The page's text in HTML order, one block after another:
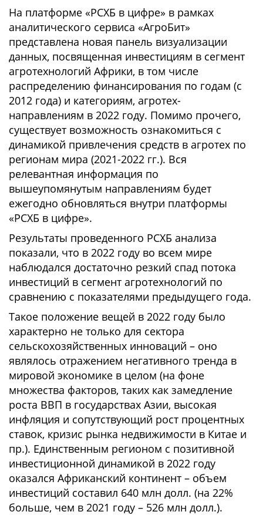
На платформе «РСХБ в цифре» в рамках
аналитического сервиса «АгроБит»
представлена новая панель визуализации
данных, посвященная инвестициям в сегмент
агротехнологий Африки, в том числе
распределению финансирования по годам (с
2012 года) и категориям, агротех-
направлениям в 2022 году. Помимо прочего,
существует возможность ознакомиться с
динамикой привлечения средств в агротех по
регионам мира (2021-2022 гг.). Вся
релевантная информация по
вышеупомянутым направлениям будет
ежегодно обновляться внутри платформы
«РСХБ в цифре».
Результаты проведенного РСХБ анализа
показали, что в 2022 году во всем мире
наблюдался достаточно резкий спад потока
инвестиций в сегмент агротехнологий по
сравнению с показателями предыдущего года.
Такое положение вещей в 2022 году было
характерно не только для сектора
сельскохозяйственных инноваций – оно
являлось отражением негативного тренда в
мировой экономике в целом (на фоне
множества факторов, таких как замедление
роста ВВП в государствах Азии, высокая
инфляция и сопутствующий рост процентных
ставок, кризис рынка недвижимости в Китае и
пр.). Единственным регионом с позитивной
инвестиционной динамикой в 2022 году
оказался Африканский континент – объем
инвестиций составил 640 млн долл. (на 22%
больше, чем в 2021 году – 526 млн долл.).